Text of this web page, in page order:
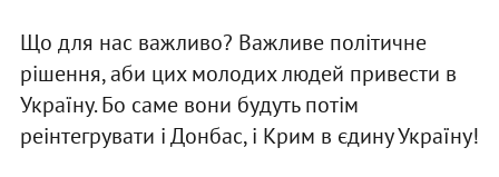
Що для нас важливо? Важливе політичне
рішення, аби цих молодих людей привести в
Україну. Бо саме вони будуть потім
реінтегрувати і Донбас, і Крим в єдину Україну!